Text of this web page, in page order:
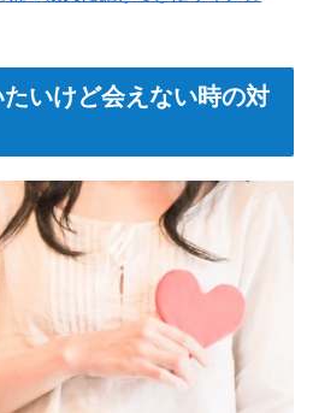
いけど会えない時の対